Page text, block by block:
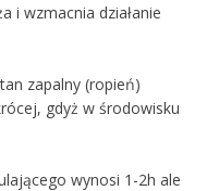
i wzmacnia działanie
zapalny (ropień)
gdyż w środowisku
wynosi 1-2h ale